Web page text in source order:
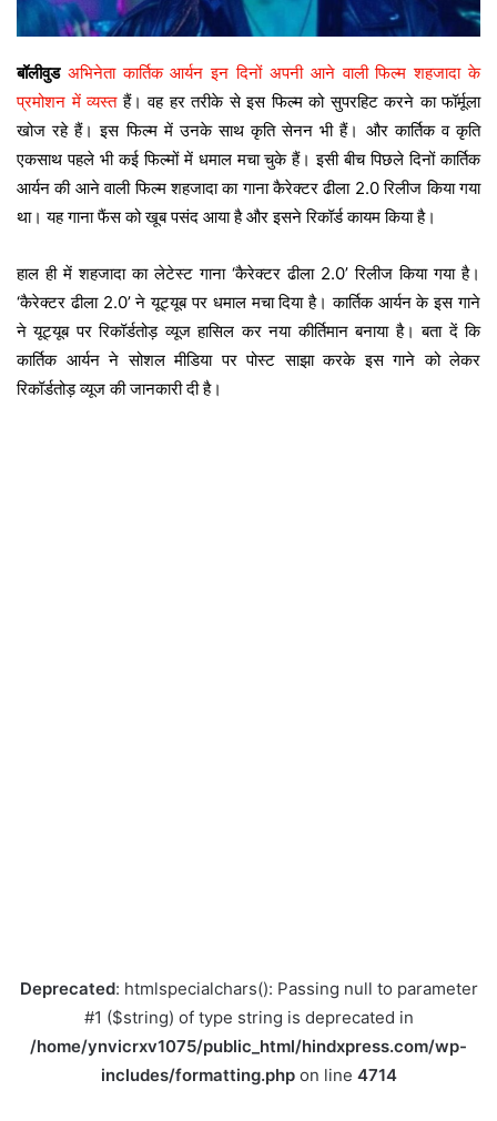
बॉलीवुड अभिनेता कार्तिक आर्यन इन दिनों अपनी आने वाली फिल्म शहजादा के
प्रमोशन में व्यस्तहैं। वह हर तरीके से इस फिल्म को सुपरहिट करने का फॉर्मूला
खोज रहे हैं। इस फिल्म में उनके साथ कृति सेनन भी हैं। और कार्तिक व कृति
एकसाथ पहले भी कई फिल्मों में धमाल मचा चुके हैं। इसी बीच पिछले दिनों कार्तिक
आर्यन की आने वाली फिल्म शहजादा का गाना कैरेक्टर ढीला 2.0 रिलीज किया गया
था। यह गाना फैंस को खूब पसंद आया है और इसने रिकॉर्ड कायम किया है।
हाल ही में शहजादा का लेटेस्ट गाना ‘कैरेक्टर ढीला 2.0’ रिलीज किया गया है।
‘कैरेक्टर ढीला 2.0’ ने यूट्यूब पर धमाल मचा दिया है। कार्तिक आर्यन के इस गाने
ने यूट्यूब पर रिकॉर्डतोड़ व्यूज हासिल कर नया कीर्तिमान बनाया है। बता दें कि
कार्तिक आर्यन ने सोशल मीडिया पर पोस्ट साझा करके इस गाने को लेकर
रिकॉर्डतोड़ व्यूज की जानकारी दी है।
Deprecated: htmlspecialchars(): Passing null to parameter
#1 ($string) of type string is deprecated in
/home/ynvicrxv1075/public_html/hindxpress.com/wp-
includes/formatting.phpon line 4714